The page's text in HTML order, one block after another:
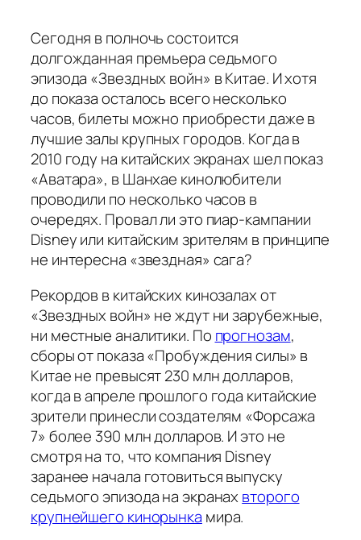
Сегодня в полночь состоится
долгожданная премьера седьмого
эпизода «Звездных войн» в Китае. И хотя
до показа осталось всего несколько
часов, билеты можно приобрести даже в
лучшие залы крупных городов. Когда в
2010 году на китайских экранах шел показ
«Аватара», в Шанхае кинолюбители
проводили по несколько часов в
очередях. Провал ли это пиар-кампании
Disney или китайским зрителям в принципе
не интересна «звездная» сага?
Рекордов в китайских кинозалах от
«Звездных войн» не ждут ни зарубежные,
ни местные аналитики. По прогнозам,
сборы от показа «Пробуждения силы» в
Китае не превысят 230 млн долларов,
когда в апреле прошлого года китайские
зрители принесли создателям «Форсажа
7» более 390 млн долларов. И это не
смотря на то, что компания Disney
заранее начала готовиться выпуску
седьмого эпизода на экранах второго
крупнейшего кинорынка мира.